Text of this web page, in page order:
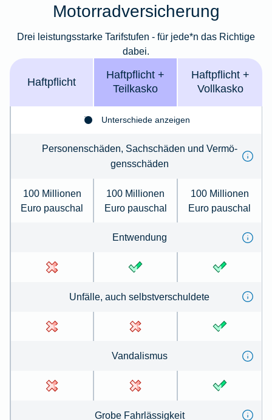
Motorradversicherung
Drei leistungsstarke Tarifstufen - für jede*n das Richtige
dabei.
Haft­pflicht
Haft­pflicht +
Teil­kasko
Haft­­pflicht +
Voll­kasko
Unterschiede anzeigen
Per­so­nenschäden, Sachschäden und Ver­mö­
gens­schä­den
100 Millionen
Euro pauschal
100 Millionen
Euro pauschal
100 Millionen
Euro pauschal
Ent­wen­dung
Un­fälle, auch selbst­ver­schul­de­te
Van­dal­is­mus
Gro­be Fahr­lässig­keit